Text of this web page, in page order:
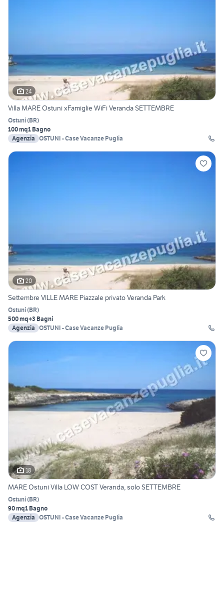
24
Villa MARE Ostuni xFamiglie WiFi Veranda SETTEMBRE
Ostuni(BR)
100 mq1 Bagno
Agenzia OSTUNI - Case Vacanze Puglia
20
Settembre VILLE MARE Piazzale privato Veranda Park
Ostuni(BR)
500 mq+3 Bagni
Agenzia OSTUNI - Case Vacanze Puglia
18
MARE Ostuni Villa LOW COST Veranda, solo SETTEMBRE
Ostuni(BR)
90 mq1 Bagno
Agenzia OSTUNI - Case Vacanze Puglia